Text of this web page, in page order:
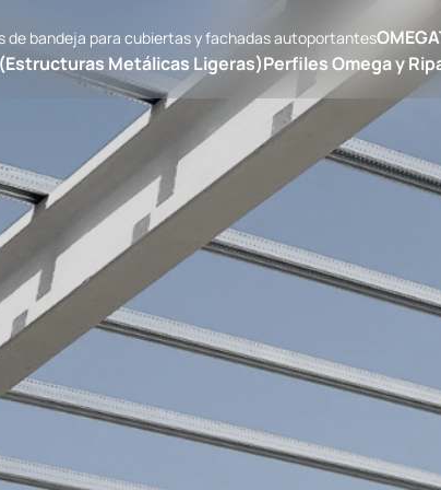
de bandeja para cubiertas y fachadas autoportantes
Metálicas Ligeras)Perfiles Omega y